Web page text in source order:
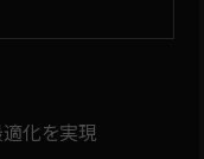
化を実現